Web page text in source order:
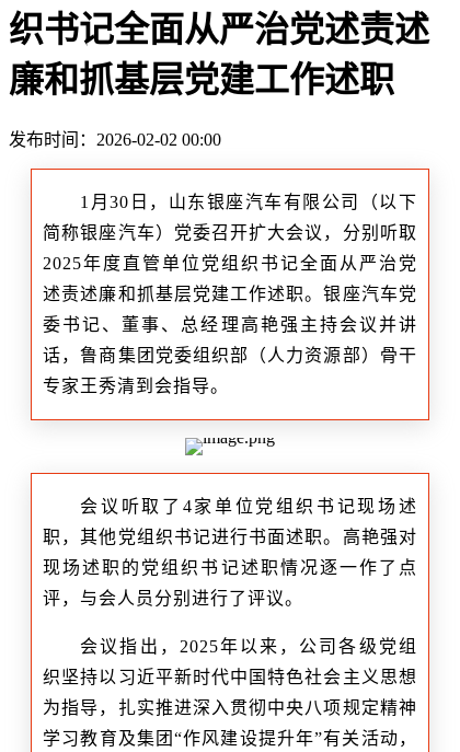
织书记全面从严治党述责述
廉和抓基层党建工作述职
发布时间：2026-02-02 00:00
1月30日，山东银座汽车有限公司（以下
简称银座汽车）党委召开扩大会议，分别听取
2025年度直管单位党组织书记全面从严治党
述责述廉和抓基层党建工作述职。银座汽车党
委书记、董事、总经理高艳强主持会议并讲
话，鲁商集团党委组织部（人力资源部）骨干
专家王秀清到会指导。
会议听取了4家单位党组织书记现场述
职，其他党组织书记进行书面述职。高艳强对
现场述职的党组织书记述职情况逐一作了点
评，与会人员分别进行了评议。
会议指出，2025年以来，公司各级党组
织坚持以习近平新时代中国特色社会主义思想
为指导，扎实推进深入贯彻中央八项规定精神
学习教育及集团“作风建设提升年”有关活动，